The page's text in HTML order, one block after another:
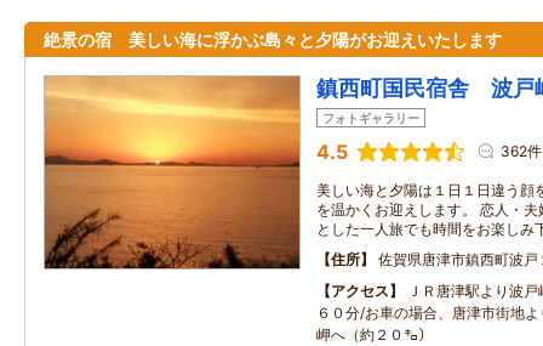
絶景の宿 美しい海に浮かぶ島々と夕陽がお迎えいたします
鎮西町国民宿舎 波戸
フォトギャラリー
4.5 362件
美しい海と夕陽は１日１日違う顔
を温かくお迎えします。 恋人・
とした一人旅でも時間をお楽しみ
住所
佐賀県唐津市鎮西町波戸
アクセス
ＪＲ唐津駅より波
６０分/お車の場合、唐津市街地
岬へ（約２０㌔）